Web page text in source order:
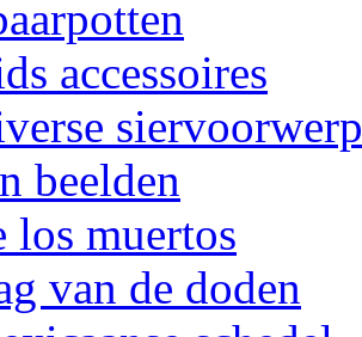
accessoires
beelden
los muertos
van de doden